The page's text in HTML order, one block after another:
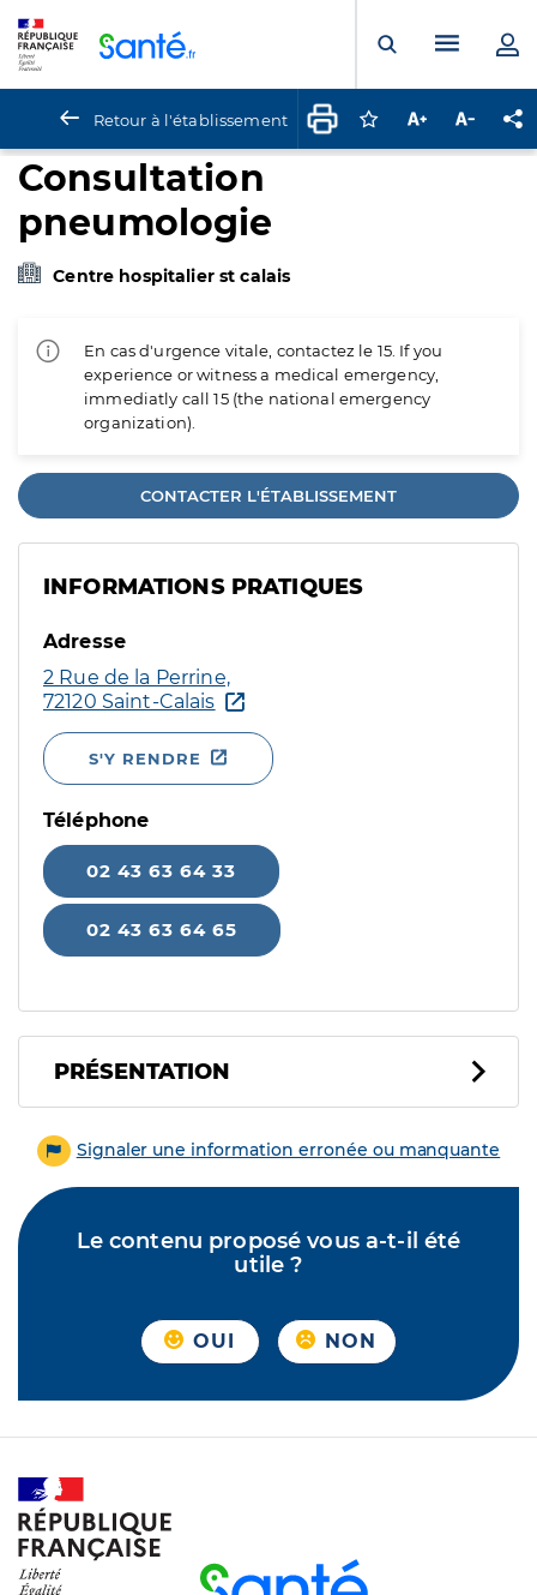
Ouvrir laMenu
Retour à l'établissement Connectez-vous
Augmenter la
Consultation
pneumologie
Centre hospitalier st calais
En cas d'urgence vitale, contactez le 15. If you
experience or witness a medical emergency,
immediatly call 15 (the national emergency
organization).
CONTACTER L'ÉTABLISSEMENT
INFORMATIONS PRATIQUES
Adresse
2 Rue de la Perrine,
72120 Saint-Calais
S'Y RENDRE
Téléphone
02 43 63 64 33
02 43 63 64 65
PRÉSENTATION
Signaler une information erronée ou manquante
Le contenu proposé vous a-t-il été
utile ?
OUI NON